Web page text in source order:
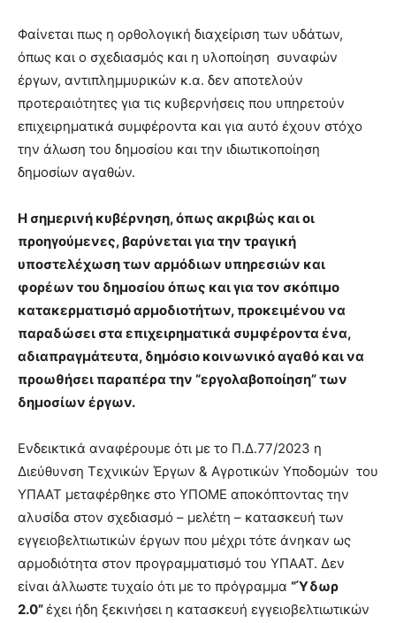
Φαίνεται πως η ορθολογική διαχείριση των υδάτων,
όπως και ο σχεδιασμός και η υλοποίηση συναφών
έργων, αντιπλημμυρικών κ.α. δεν αποτελούν
προτεραιότητες για τις κυβερνήσεις που υπηρετούν
επιχειρηματικά συμφέροντα και για αυτό έχουν στόχο
την άλωση του δημοσίου και την ιδιωτικοποίηση
δημοσίων αγαθών.
Η σημερινή κυβέρνηση, όπως ακριβώς και οι
προηγούμενες, βαρύνεται για την τραγική
υποστελέχωση των αρμόδιων υπηρεσιών και
φορέων του δημοσίου όπως και για τον σκόπιμο
κατακερματισμό αρμοδιοτήτων, προκειμένου να
παραδώσει στα επιχειρηματικά συμφέροντα ένα,
αδιαπραγμάτευτα, δημόσιο κοινωνικό αγαθό και να
προωθήσει παραπέρα την “εργολαβοποίηση” των
δημοσίων έργων.
Ενδεικτικά αναφέρουμε ότι με το Π.Δ.77/2023 η
Διεύθυνση Τεχνικών Έργων & Αγροτικών Υποδομών του
ΥΠΑΑΤ μεταφέρθηκε στο ΥΠΟΜΕ αποκόπτοντας την
αλυσίδα στον σχεδιασμό – μελέτη – κατασκευή των
εγγειοβελτιωτικών έργων που μέχρι τότε άνηκαν ως
αρμοδιότητα στον προγραμματισμό του ΥΠΑΑΤ. Δεν
είναι άλλωστε τυχαίο ότι με το πρόγραμμα “Ύδωρ
2.0”έχει ήδη ξεκινήσει η κατασκευή εγγειοβελτιωτικών